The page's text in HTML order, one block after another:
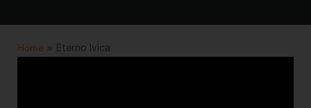
Home » Eterno Ivica